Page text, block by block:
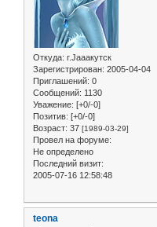
Откуда: г.Jaaaкутск
Зарегистрирован: 2005-04-04
Приглашений: 0
Сообщений: 1130
Уважение: [+0/-0]
Позитив: [+0/-0]
Возраст: 37 [1989-03-29]
Провел на форуме:
Не определено
Последний визит:
2005-07-16 12:58:48
teona